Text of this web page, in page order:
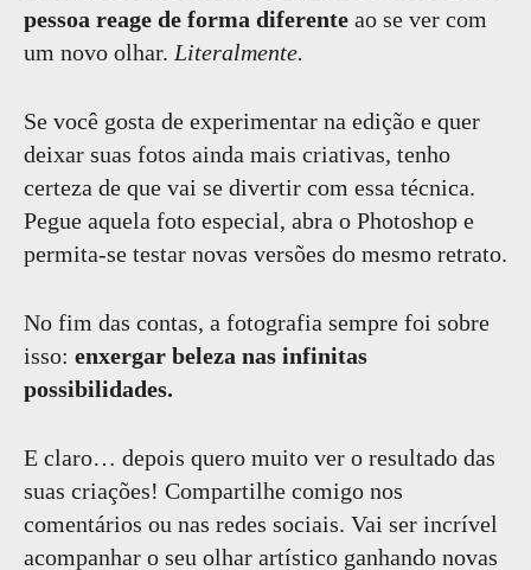
pessoa reage de forma diferente ao se ver com
um novo olhar. Literalmente.
Se você gosta de experimentar na edição e quer
deixar suas fotos ainda mais criativas, tenho
certeza de que vai se divertir com essa técnica.
Pegue aquela foto especial, abra o Photoshop e
permita-se testar novas versões do mesmo retrato.
No fim das contas, a fotografia sempre foi sobre
isso: enxergar beleza nas infinitas
possibilidades.
E claro… depois quero muito ver o resultado das
suas criações! Compartilhe comigo nos
comentários ou nas redes sociais. Vai ser incrível
acompanhar o seu olhar artístico ganhando novas